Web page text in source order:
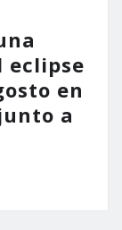
eclipse
en
a